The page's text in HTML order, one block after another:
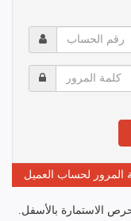
رقم
الحساب
كلمة
المرور
المرور لحساب العميل
الاستمارة بالأسفل.